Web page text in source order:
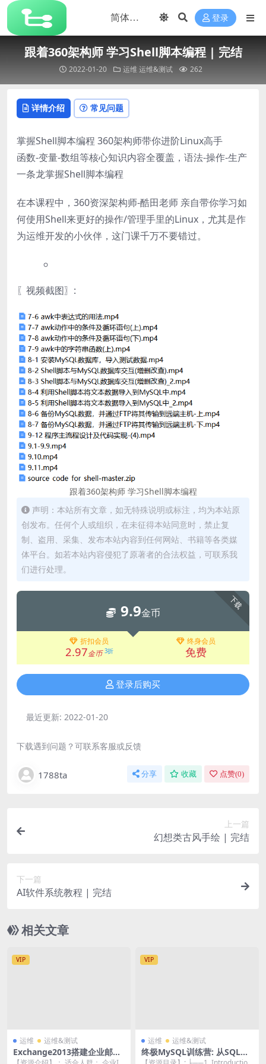
登录
跟着360架构师 学习Shell脚本编程 | 完结
2022-01-20 运维 运维&测试 262
详情介绍 常见问题
掌握Shell脚本编程 360架构师带你进阶Linux高手
函数-变量-数组等核心知识内容全覆盖，语法-操作-生产
一条龙掌握Shell脚本编程
在本课程中，360资深架构师-酷田老师 亲自带你学习如
何使用Shell来更好的操作/管理手里的Linux，尤其是作
为运维开发的小伙伴，这门课千万不要错过。
〖视频截图〗:
跟着360架构师 学习Shell脚本编程
声明：本站所有文章，如无特殊说明或标注，均为本站原
创发布。任何个人或组织，在未征得本站同意时，禁止复
制、盗用、采集、发布本站内容到任何网站、书籍等各类媒
体平台。如若本站内容侵犯了原著者的合法权益，可联系我
们进行处理。
下载
9.9金币
折扣会员
2.97金币 3折
终身会员
免费
登录后购买
最近更新: 2022-01-20
下载遇到问题？可联系客服或反馈
1788ta 分享 收藏 点赞(0)
上一篇
幻想类古风手绘 | 完结
下一篇
AI软件系统教程 | 完结
相关文章
VIP
运维 运维&测试
Exchange2013搭建企业邮件
服务视频课程
VIP
运维 运维&测试
终极MySQL训练营: 从SQL初
学者到专家 | The Ultimate